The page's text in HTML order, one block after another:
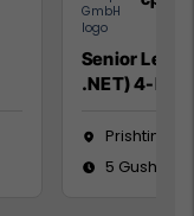
Senior Lead
.NET) 4-
Prishtinë
5 Gusht